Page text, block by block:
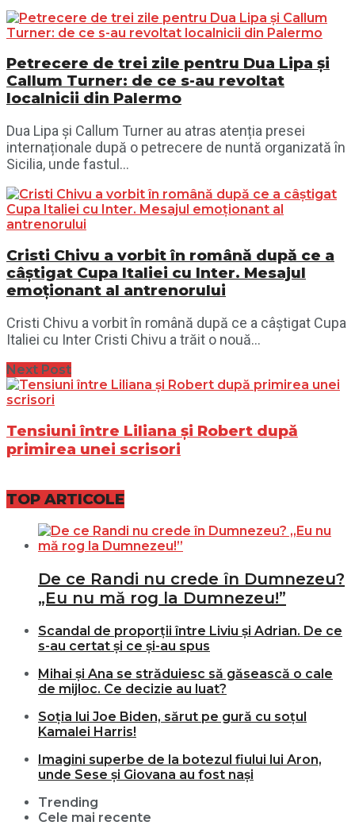
Petrecere de trei zile pentru Dua Lipa și
Callum Turner: de ce s-au revoltat
localnicii din Palermo
Dua Lipa și Callum Turner au atras atenția presei
internaționale după o petrecere de nuntă organizată în
Sicilia, unde fastul...
Cristi Chivu a vorbit în română după ce a
câștigat Cupa Italiei cu Inter. Mesajul
emoționant al antrenorului
Cristi Chivu a vorbit în română după ce a câștigat Cupa
Italiei cu Inter Cristi Chivu a trăit o nouă...
Next Post
Tensiuni între Liliana și Robert după
primirea unei scrisori
TOP ARTICOLE
De ce Randi nu crede în Dumnezeu?
„Eu nu mă rog la Dumnezeu!”
Scandal de proporții între Liviu și Adrian. De ce
s-au certat și ce și-au spus
Mihai și Ana se străduiesc să găsească o cale
de mijloc. Ce decizie au luat?
Soția lui Joe Biden, sărut pe gură cu soțul
Kamalei Harris!
Imagini superbe de la botezul fiului lui Aron,
unde Sese și Giovana au fost nași
Trending
Cele mai recente